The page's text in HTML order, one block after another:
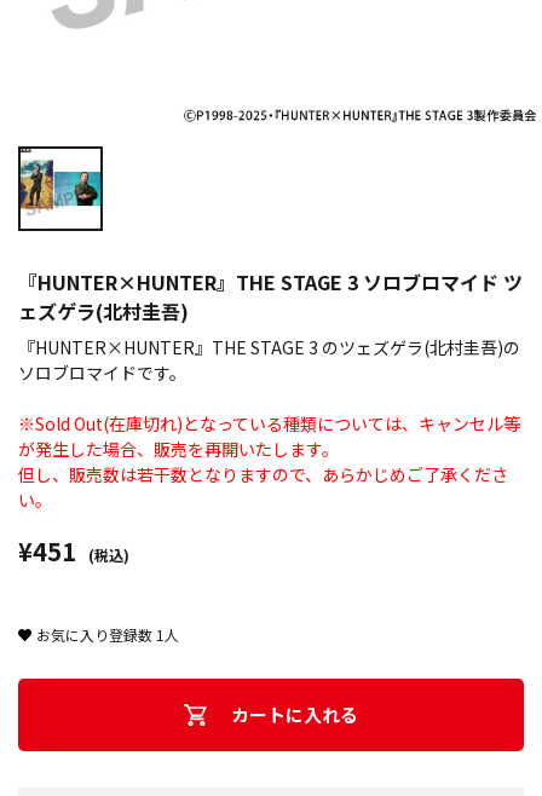
『HUNTER×HUNTER』THE STAGE 3 ソロブロマイド ツ
ェズゲラ(北村圭吾)
『HUNTER×HUNTER』THE STAGE 3 のツェズゲラ(北村圭吾)の
ソロブロマイドです。
※Sold Out(在庫切れ)となっている種類については、キャンセル等
が発生した場合、販売を再開いたします。
但し、販売数は若干数となりますので、あらかじめご了承くださ
い。
¥451 (税込)
お気に入り登録数 1 人
カートに入れる